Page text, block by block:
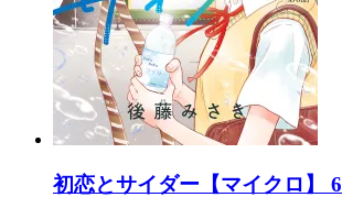
初恋とサイダー【マイクロ】 6